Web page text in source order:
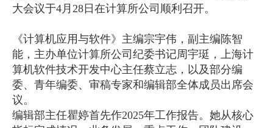
大会议于4月28日在计算所公司顺利召开。
《计算机应用与软件》主编宗宇伟，副主编陈智
能，主办单位计算所公司纪委书记周宇珽，上海计
算机软件技术开发中心主任蔡立志，以及部分编
委、青年编委、审稿专家和编辑部全体成员出席会
议。
编辑部主任瞿婷首先作2025年工作报告。她从核心